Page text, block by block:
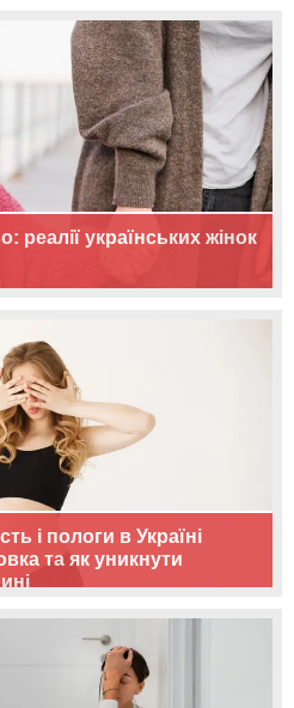
реалії українських жінок
і пологи в Україні
та як уникнути